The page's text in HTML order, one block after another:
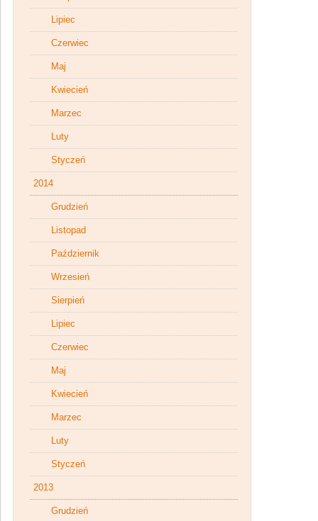
Lipiec
Czerwiec
Maj
Kwiecień
Marzec
Luty
Styczeń
2014
Grudzień
Listopad
Październik
Wrzesień
Sierpień
Lipiec
Czerwiec
Maj
Kwiecień
Marzec
Luty
Styczeń
2013
Grudzień